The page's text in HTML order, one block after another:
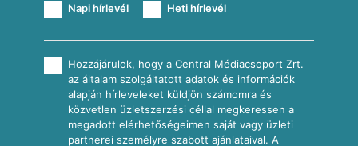
Napi hírlevél Heti hírlevél
Hozzájárulok, hogy a Central Médiacsoport Zrt.
az általam szolgáltatott adatok és információk
alapján hírleveleket küldjön számomra és
közvetlen üzletszerzési céllal megkeressen a
megadott elérhetőségeimen saját vagy üzleti
partnerei személyre szabott ajánlataival. A